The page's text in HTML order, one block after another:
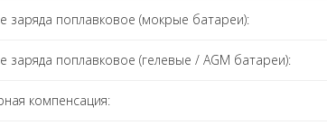
заряда поплавковое (мокрые батареи):
заряда поплавковое (гелевые / AGM батареи):
компенсация: